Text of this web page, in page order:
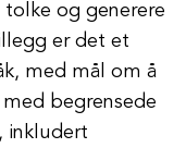
og generere
er det et
med mål om å
begrensede
inkludert